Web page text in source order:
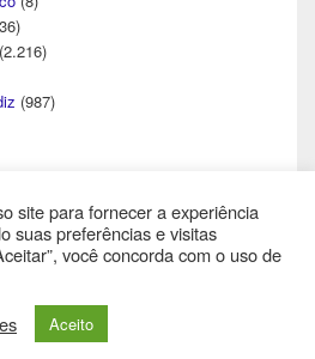
(2.216)
(987)
de Empregos
Box byCatch Themes
site para fornecer a experiência
suas preferências e visitas
você concorda com o uso de
Aceito